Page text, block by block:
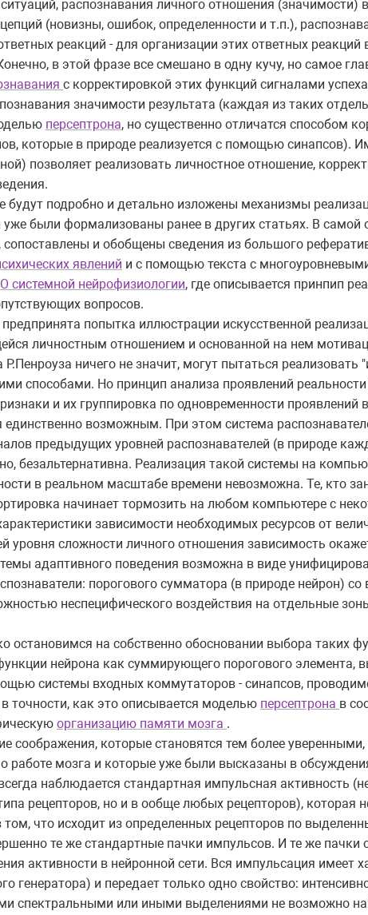
распознавания личного отношения
(новизны, ошибок, определенности и т.п.),
реакций - для организации этих ответных
в этой фразе все смешано в одну кучу, но самое
с корректировкой этих функций сигналами
значимости результата (каждая из таких
персептрона, но существенно отличатся способом
которые в природе реализуется с помощью синапсов).
позволяет реализовать личностное отношение,
будут подробно и детально изложены механизмы
уже были формализованы ранее в других статьях. В
сопоставлены и обобщены сведения из большого
явлений и с помощью текста с
О системной нейрофизиологии, где описывается принпип
вопросов.
попытка иллюстрации искусственной
личностным отношением и основанной на нем
Р.Пенроуза ничего не значит, могут пытаться
способами. Но принцип анализа проявлений
и их группировка по одновременности проявлений
единственно возможным. При этом система
предыдущих уровней распознавателей (в природе
безальтернативна. Реализация такой системы на
в реальном масштабе времени невозможна. Те, кто
начинает тормозить на любом компьютере с
зависимости необходимых ресурсов от
уровня сложности личного отношения зависимость
адаптивного поведения возможна в виде
порогового сумматора (в природе нейрон)
неспецифического воздействия на отдельные
остановимся на собственно обосновании выбора таких
нейрона как суммирующего порогового элемента,
системы входных коммутаторов - синапсов,
точности, как это описывается моделью персептрона в
организацию памяти мозга .
соображения, которые становятся тем более
работе мозга и которые уже были высказаны в
наблюдается стандартная импульсная активность
рецепторов, но и в ообще любых рецепторов), которая
что исходит из определенных рецепторов по
те же стандартные пачки импульсов. И те же пачки
активности в нейронной сети. Вся импульсация имеет
генератора) и передает только одно свойство:
спектральными или иными выделениями не возможно